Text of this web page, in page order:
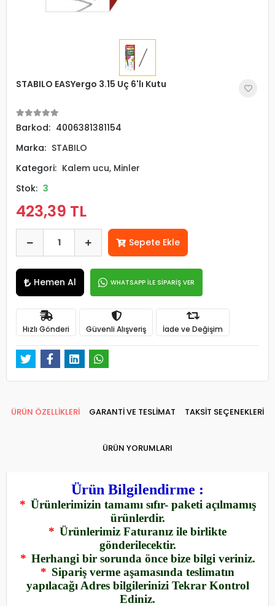
STABILO EASYergo 3.15 Uç 6'lı Kutu
Barkod: 4006381381154
Marka: STABILO
Kategori: Kalem ucu, Minler
Stok: 3
423,39 TL
Sepete Ekle
Hemen Al WHATSAPP İLE SİPARİŞ VER
Hızlı Gönderi Güvenli Alışveriş İade ve Değişim
ÜRÜN ÖZELLİKLERİ GARANTİ VE TESLİMAT TAKSİT SEÇENEKLERİ
ÜRÜN YORUMLARI
Ürün Bilgilendirme :
* Ürünlerimizin tamamı sıfır- paketi açılmamış
ürünlerdir.
* Ürünlerimiz Faturanız ile birlikte
gönderilecektir.
* Herhangi bir sorunda önce bize bilgi veriniz.
* Sipariş verme aşamasında teslimatın
yapılacağı Adres bilgilerinizi Tekrar Kontrol
Ediniz.